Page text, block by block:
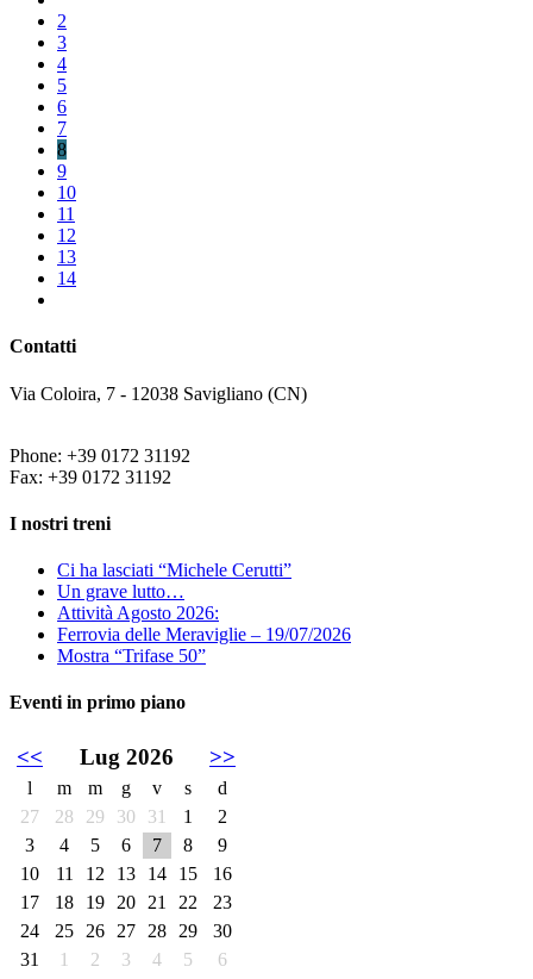
2
3
4
5
6
7
8
9
10
11
12
13
14
Contatti
Via Coloira, 7 - 12038 Savigliano (CN)
Phone: +39 0172 31192
Fax: +39 0172 31192
I nostri treni
Ci ha lasciati “Michele Cerutti”
Un grave lutto…
Attività Agosto 2026:
Ferrovia delle Meraviglie – 19/07/2026
Mostra “Trifase 50”
Eventi in primo piano
<< Lug 2026 >>
l m m g v s
d
27
28 29 30 31 1
2
3
4 5 6 7 8
9
10
11 12 13 14 15
16
17
18 19 20 21 22
23
24
25 26 27 28 29
30
31
1 2 3 4 5 6